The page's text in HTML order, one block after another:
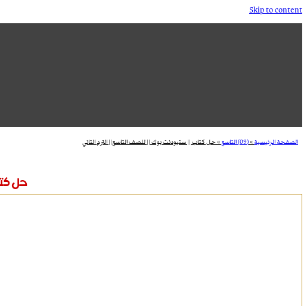
Skip to content
الصفحة الرئيسية»(09) التاسع »حل كتاب || ستيودنت بوك || للصف التاسع|| الترم التاني
حل